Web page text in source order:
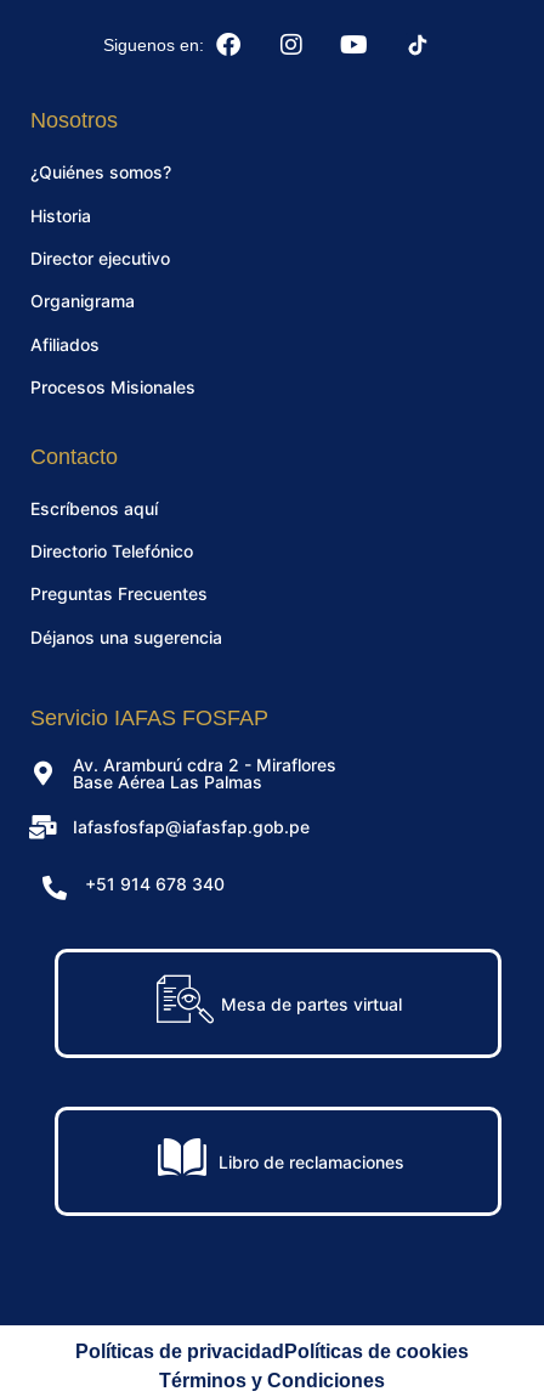
Siguenos en:
Nosotros
¿Quiénes somos?
Historia
Director ejecutivo
Organigrama
Afiliados
Procesos Misionales
Contacto
Escríbenos aquí
Directorio Telefónico
Preguntas Frecuentes
Déjanos una sugerencia
Servicio IAFAS FOSFAP
Av. Aramburú cdra 2 - Miraflores
Base Aérea Las Palmas
Iafasfosfap@iafasfap.gob.pe
+51 914 678 340
Mesa de partes virtual
Libro de reclamaciones
Políticas de privacidad Políticas de cookies
Términos y Condiciones